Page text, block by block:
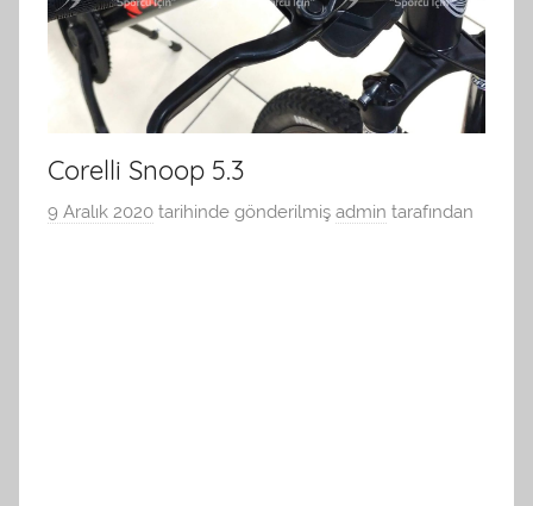
Ürünleri
Corelli Snoop 5.3
9 Aralık 2020 tarihinde gönderilmiş admin tarafından